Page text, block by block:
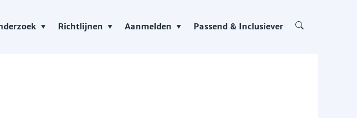
Richtlijnen Aanmelden Passend & Inclusiever